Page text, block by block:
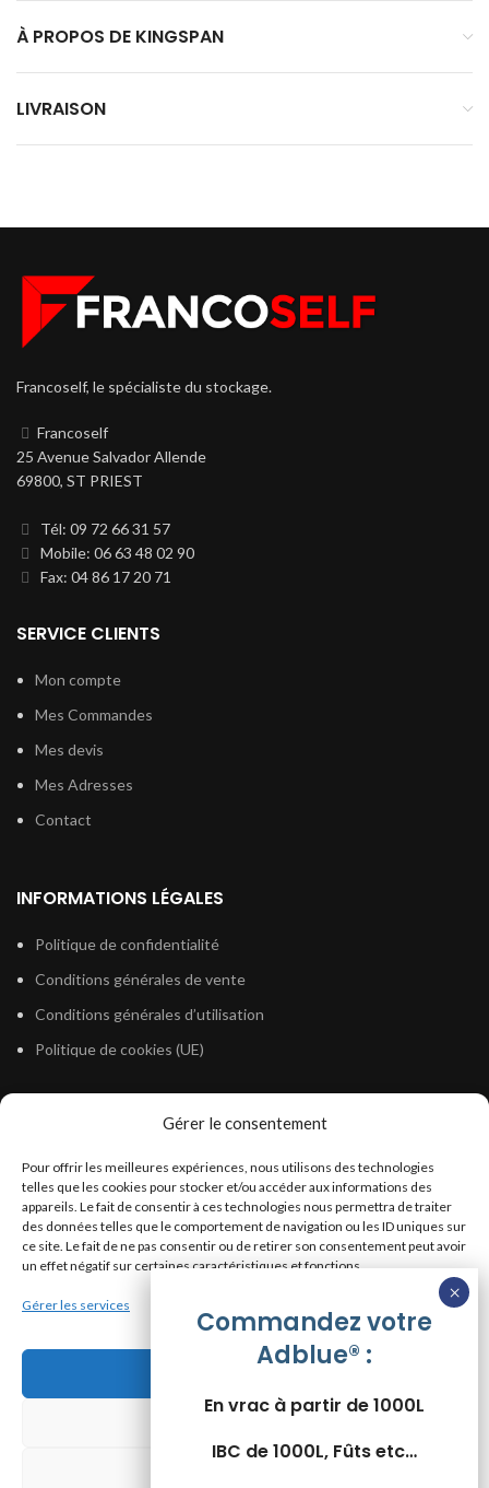
Gérer le consentement
Pour offrir les meilleures expériences, nous utilisons des technologies
telles que les cookies pour stocker et/ou accéder aux informations des
appareils. Le fait de consentir à ces technologies nous permettra de traiter
des données telles que le comportement de navigation ou les ID uniques sur
ce site. Le fait de ne pas consentir ou de retirer son consentement peut avoir
un effet négatif sur certaines caractéristiques et fonctions.
Gérer les services
À PROPOS DE KINGSPAN
LIVRAISON
Francoself, le spécialiste du stockage.
Francoself
25 Avenue Salvador Allende
69800, ST PRIEST
Tél: 09 72 66 31 57
Mobile: 06 63 48 02 90
Fax: 04 86 17 20 71
SERVICE CLIENTS
Mon compte
Mes Commandes
Mes devis
Mes Adresses
Contact
INFORMATIONS LÉGALES
Politique de confidentialité
Conditions générales de vente
Conditions générales d’utilisation
Politique de cookies (UE)
Législation Gasoil Fioul GNR
Législation Essence
Législation Adblue
Législation Eau
Législation Lubrifiant
Législation Phytosanitaire
Commandez votre
Adblue® :
En vrac à partir de 1000L
IBC de 1000L, Fûts etc…